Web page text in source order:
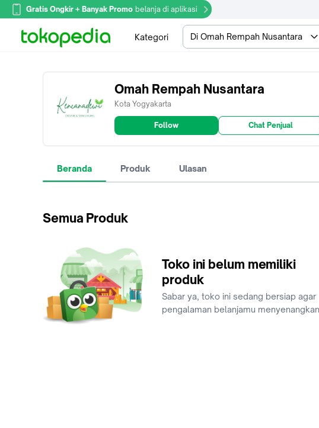
Gratis Ongkir + Banyak Promo belanja di aplikasi
Kategori Di Omah Rempah Nusantara
Omah Rempah Nusantara
Kota Yogyakarta
Follow Chat Penjual
Beranda Produk Ulasan
Semua Produk
Toko ini belum memiliki
produk
Sabar ya, toko ini sedang bersiap agar
pengalaman belanjamu menyenangkan